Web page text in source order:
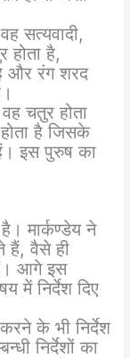
सत्यवादी,
होता है,
और रंग शरद
चतुर होता
है जिसके
इस पुरुष का
मार्कण्डेय ने
हैं, वैसे ही
हैं। आगे इस
में निर्देश दिए
के भी निर्देश
निर्देशों का